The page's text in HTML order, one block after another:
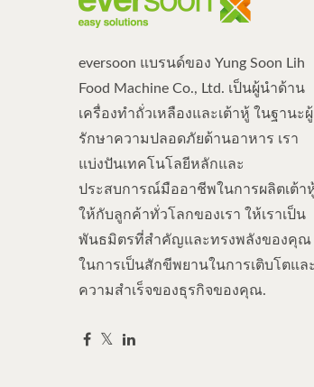
eversoon แบรนด์ของ Yung Soon Lih
Food Machine Co., Ltd. เป็นผู้นำด้าน
เครื่องทำถั่วเหลืองและเต้าหู้ ในฐานะผู้
รักษาความปลอดภัยด้านอาหาร เรา
แบ่งปันเทคโนโลยีหลักและ
ประสบการณ์มืออาชีพในการผลิตเต้า
ให้กับลูกค้าทั่วโลกของเรา ให้เราเป็น
พันธมิตรที่สำคัญและทรงพลังของคุณ
ในการเป็นสักขีพยานในการเติบโตและ
ความสำเร็จของธุรกิจของคุณ.